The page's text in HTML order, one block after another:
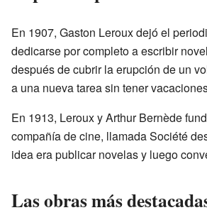
En 1907, Gaston Leroux dejó el
dedicarse por completo a escribir
después de cubrir la erupción de un
a una nueva tarea sin tener
En 1913, Leroux y Arthur Bernède
compañía de cine, llamada Société
idea era publicar novelas y luego
Las obras más